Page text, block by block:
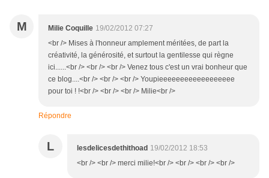
M Milie Coquille 19/02/2012 07:27
<br /> Mises à l'honneur amplement méritées, de part la
créativité, la générosité, et surtout la gentilesse qui règne
ici......<br /> <br /> <br /> Venez tous c'est un vrai bonheur que
ce blog....<br /> <br /> <br /> Youpieeeeeeeeeeeeeeeeee
pour toi ! !<br /> <br /> <br /> Milie<br />
Répondre
L lesdelicesdethithoad 19/02/2012 18:53
<br /> <br /> merci milie!<br /> <br /> <br /> <br />